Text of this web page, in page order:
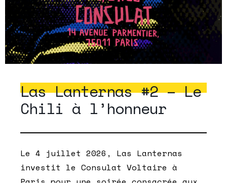
Las Lanternas #2 – Le
Chili à l’honneur
Le 4 juillet 2026, Las Lanternas
investit le Consulat Voltaire à